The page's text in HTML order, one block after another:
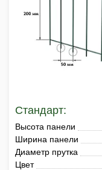
Стандарт:
Высота панели
Ширина панели
Диаметр прутка
Цвет